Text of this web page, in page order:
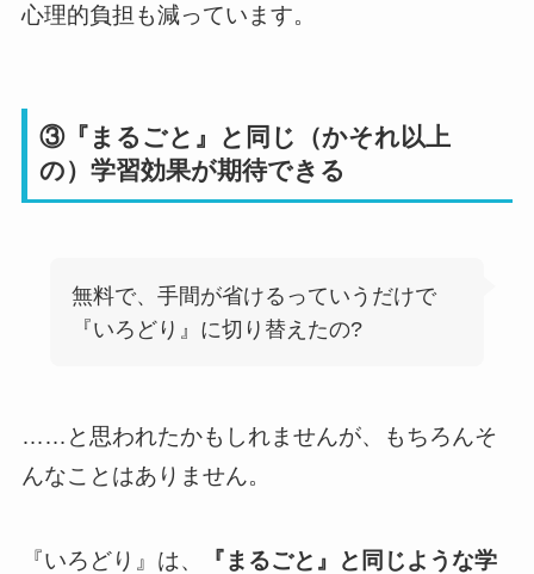
心理的負担も減っています。
③『まるごと』と同じ（かそれ以上
の）学習効果が期待できる
無料で、手間が省けるっていうだけで
『いろどり』に切り替えたの?
……と思われたかもしれませんが、もちろんそ
んなことはありません。
『いろどり』は、
『まるごと』と同じような学